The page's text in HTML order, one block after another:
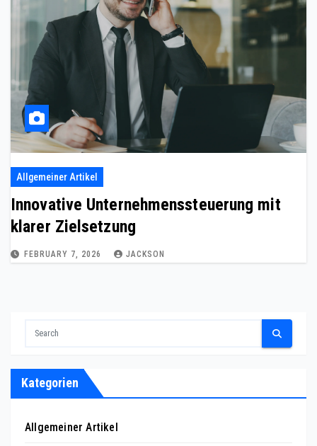
Allgemeiner Artikel
Innovative Unternehmenssteuerung mit
klarer Zielsetzung
FEBRUARY 7, 2026 JACKSON
Kategorien
Allgemeiner Artikel